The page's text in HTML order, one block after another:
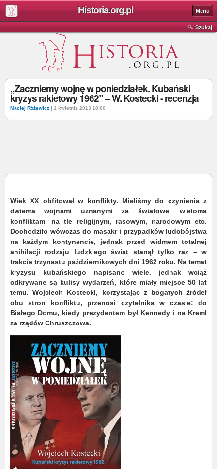
Historia.org.pl Menu
Szukaj
„Zaczniemy wojnę w poniedziałek. Kubański
kryzys rakietowy 1962” – W. Kostecki - recenzja
Maciej Różewicz | 1 kwietnia 2013 18:00
Wiek XX obfitował w konflikty. Mieliśmy do czynienia z
dwiema wojnami uznanymi za światowe, wieloma
konfliktami na tle religijnym, rasowym, narodowym etc.
Dochodziło wówczas do masakr i przypadków ludobójstwa
na każdym kontynencie, jednak przed widmem totalnej
anihilacji rodzaju ludzkiego świat stanął tylko raz – w
trakcie trzynastu październikowych dni 1962 roku. Na temat
kryzysu kubańskiego napisano wiele, jednak wciąż
odkrywane są kulisy wydarzeń, które miały miejsce 50 lat
temu. Wojciech Kostecki, korzystając z bogatych źródeł
obu stron konfliktu, przenosi czytelnika w czasie: do
Białego Domu, kiedy prezydentem był Kennedy i na Kreml
za rządów Chruszczowa.